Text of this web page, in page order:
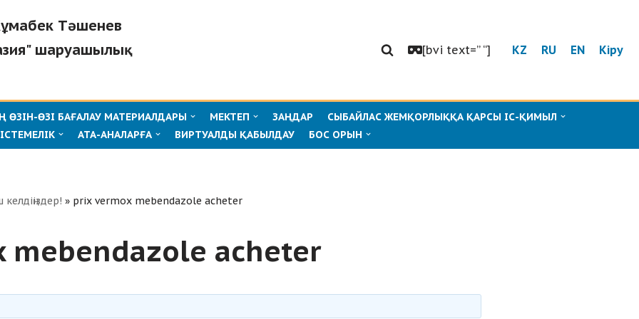
Тәшенев
шаруашылық
[bvi text=” “] KZ RU EN Кіру
ӨЗІ БАҒАЛАУ МАТЕРИАЛДАРЫ МЕКТЕП ЗАҢДАР
СЫБАЙЛАС ЖЕМҚОРЛЫҚҚА ҚАРСЫ ІС-ҚИМЫЛ
АТА-АНАЛАРҒА ВИРТУАЛДЫ ҚАБЫЛДАУ БОС ОРЫН
келдіңіздер! » prix vermox mebendazole acheter
mebendazole acheter